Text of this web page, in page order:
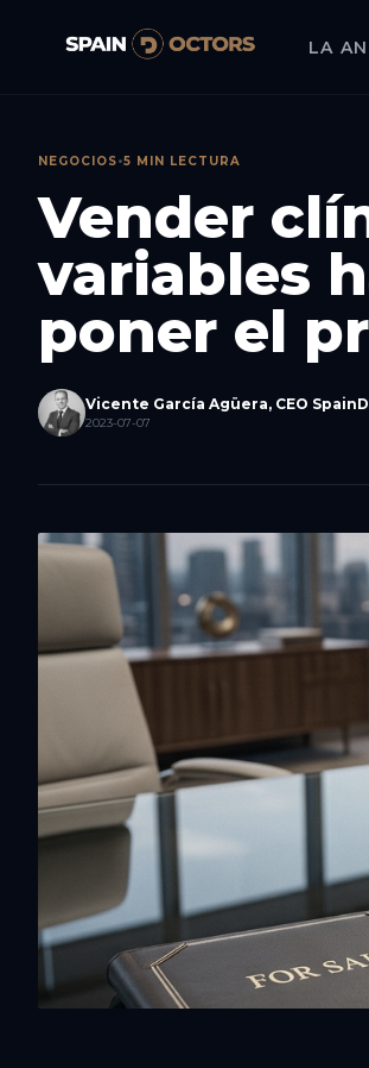
LA
NEGOCIOS•5 MIN LECTURA
Vender
variables
poner el
Vicente García Agüera, CEO
2023-07-07